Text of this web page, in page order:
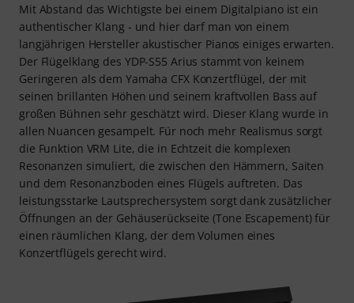
Mit Abstand das Wichtigste bei einem Digitalpiano ist ein
authentischer Klang - und hier darf man von einem
langjährigen Hersteller akustischer Pianos einiges erwarten.
Der Flügelklang des YDP-S55 Arius stammt von keinem
Geringeren als dem Yamaha CFX Konzertflügel, der mit
seinen brillanten Höhen und seinem kraftvollen Bass auf
großen Bühnen sehr geschätzt wird. Dieser Klang wurde in
allen Nuancen gesampelt. Für noch mehr Realismus sorgt
die Funktion VRM Lite, die in Echtzeit die komplexen
Resonanzen simuliert, die zwischen den Hämmern, Saiten
und dem Resonanzboden eines Flügels auftreten. Das
leistungsstarke Lautsprechersystem sorgt dank zusätzlicher
Öffnungen an der Gehäuserückseite (Tone Escapement) für
einen räumlichen Klang, der dem Volumen eines
Konzertflügels gerecht wird.